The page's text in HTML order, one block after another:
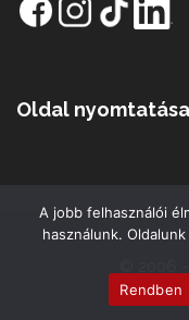
Oldal nyomtatása
© 2006
A jobb felhasználói
használunk.
Rendben